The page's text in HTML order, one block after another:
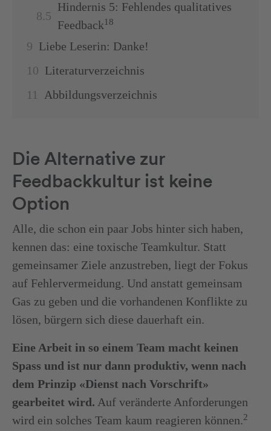
Hindernis 5: Fehlendes qualitatives
Feedback18
Liebe Leserin: Danke!
Literaturverzeichnis
Abbildungsverzeichnis
Die Alternative zur
Feedbackkultur ist keine
Option
Alle, die schon ein paar Jobs hinter sich haben,
kennen das: eine toxische Teamkultur. Statt
gemeinsamer Ziele anzustreben, liegt der Fokus
auf Fehlervermeidung. Und anstatt gemeinsam
Gas zu geben und die vorhandenen Konflikte zu
lösen, bürgern sich diese dauerhaft ein.
Eine Arbeit in so einem Team macht keinen
Spass und ist nur dann produktiv, wenn nach
dem Prinzip «Dienst nach Vorschrift»
gearbeitet wird. Auf veränderte Anforderungen
wird ein solches Team kaum reagieren können.2